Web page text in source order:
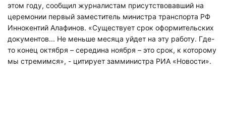
этом году, сообщил журналистам присутствовавший на
церемонии первый заместитель министра транспорта РФ
Иннокентий Алафинов. «Существует срок оформительских
документов... Не меньше месяца уйдет на эту работу. Где-
то конец октября – середина ноября – это срок, к которому
мы стремимся», - цитирует замминистра РИА «Новости».